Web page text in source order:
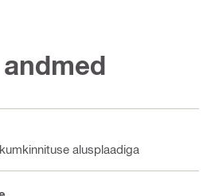
andmed
alusplaadiga